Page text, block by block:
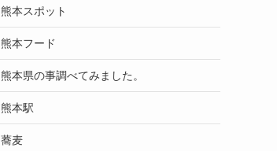
熊本スポット
熊本フード
熊本県の事調べてみました。
熊本駅
蕎麦